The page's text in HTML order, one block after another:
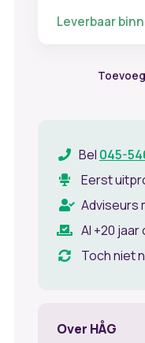
Leverbaar
Bel 045-
Eerst
Adviseurs
Al +20
Toch niet
Over HÅG